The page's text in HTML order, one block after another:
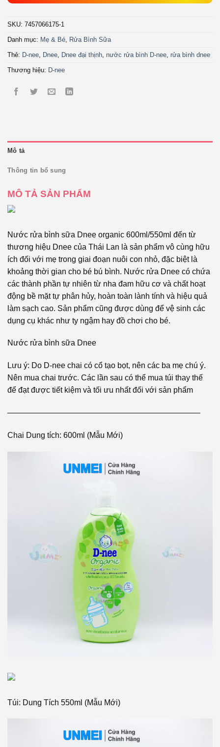
SKU: 7457066175-1
Danh mục: Mẹ & Bé, Rửa Bình Sữa
Thẻ: D-nee, Dnee, Dnee đại thịnh, nước rửa bình D-nee, rửa bình dnee
Thương hiệu: D-nee
Mô tả
Thông tin bổ sung
MÔ TẢ SẢN PHẨM
Nước rửa bình sữa Dnee organic 600ml/550ml đến từ
thương hiệu Dnee của Thái Lan là sản phẩm vô cùng hữu
ích đối với mẹ trong giai đoạn nuôi con nhỏ, đặc biệt là
khoảng thời gian cho bé bú bình. Nước rửa Dnee có chứa
các thành phần tự nhiên từ nha đam hữu cơ và chất hoạt
động bề mặt tự phân hủy, hoàn toàn lành tính và hiệu quả
làm sạch cao. Sản phẩm cũng được dùng để vệ sinh các
dụng cụ khác như ty ngậm hay đồ chơi cho bé.
Nước rửa bình sữa Dnee
Lưu ý: Do D-nee chai có cổ tạo bọt, nên các ba mẹ chú ý.
Nên mua chai trước. Các lần sau có thể mua túi thay thế
để đạt được tiết kiệm và tối ưu nhất đối với sản phẩm
————————————————————————–
Chai Dung tích: 600ml (Mẫu Mới)
Túi: Dung Tích 550ml (Mẫu Mới)